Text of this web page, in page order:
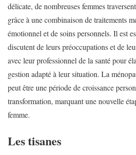
délicate, de nombreuses femmes
grâce à une combinaison de traitements
émotionnel et de soins personnels. Il est
discutent de leurs préoccupations et de
avec leur professionnel de la santé pour
gestion adapté à leur situation. La
peut être une période de croissance
transformation, marquant une nouvelle
femme.
Les tisanes